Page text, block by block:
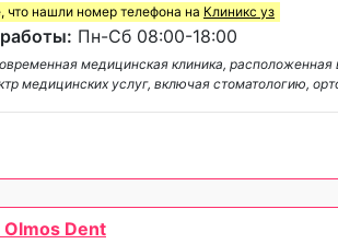
что нашли номер телефона на Клиникс уз
Пн-Сб 08:00-18:00
медицинская клиника, расположенная
медицинских услуг, включая стоматологию,
Dent